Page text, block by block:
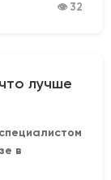
👁 32
лучше
в